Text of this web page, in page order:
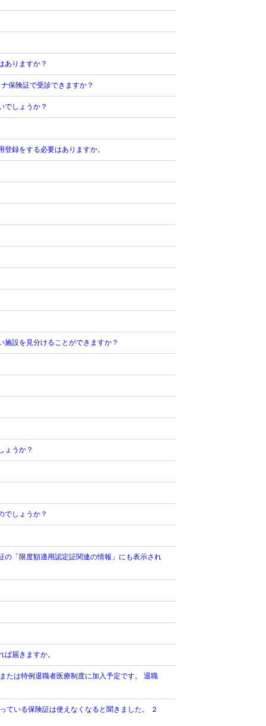
ありますか？
保険証で受診できますか？
でしょうか？
録をする必要はありますか。
施設を見分けることができますか？
ょうか？
でしょうか？
の「限度額適用認定証関連の情報」にも表示され
届きますか。
たは特例退職者医療制度に加入予定です。 退職
ている保険証は使えなくなると聞きました。 ２